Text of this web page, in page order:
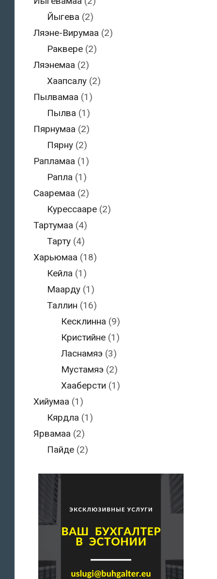
Йыгева (2)
Ляэне-Вирумаа (2)
Раквере (2)
Ляэнемаа (2)
Хаапсалу (2)
Пылвамаа (1)
Пылва (1)
Пярнумаа (2)
Пярну (2)
Рапламаа (1)
Рапла (1)
Сааремаа (2)
Курессааре (2)
Тартумаа (4)
Тарту (4)
Харьюмаа (18)
Кейла (1)
Маарду (1)
Таллин (16)
Кесклинна (9)
Кристийне(1)
Ласнамяэ (3)
Мустамяэ (2)
Хааберсти (1)
Хийумаа (1)
Кярдла (1)
Ярвамаа (2)
Пайде (2)